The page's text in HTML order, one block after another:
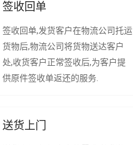
签收回单
签收回单,发货客户在物流公司托运
货物后,物流公司将货物送达客户
处,收货客户正常签收后,为客户提
供原件签收单返还的服务.
送货上门